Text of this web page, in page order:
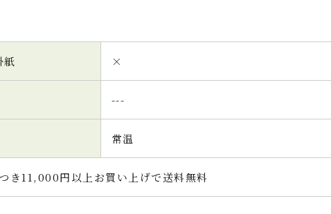
紙 ×
---
常温
き11,000円以上お買い上げで送料無料